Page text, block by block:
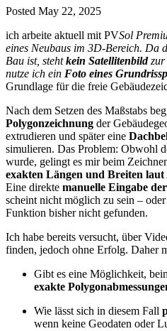
Posted May 22, 2025
ich arbeite aktuell mit PVSol
eines Neubaus im 3D-Bereich. Da
Bau ist, stehtkein Satellitenbildzur
nutze ich ein Foto eines
Grundlage für die freie
Nach dem Setzen des Maßstabs
Polygonzeichnung der
extrudieren und später eine
simulieren. Das Problem: Obwohl
wurde, gelingt es mir beim
exakten Längen und Breiten
Eine direkte manuelle Eingabe
scheint nicht möglich zu sein –
Funktion bisher nicht gefunden.
Ich habe bereits versucht, über
finden, jedoch ohne Erfolg. Daher
Gibt es eine Möglichkeit,
exakte
Wie lässt sich in diesem Fall
wenn keine Geodaten oder